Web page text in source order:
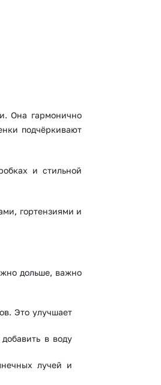
Она гармонично
подчёркивают
и стильной
гортензиями и
дольше, важно
Это улучшает
в воду
лучей и